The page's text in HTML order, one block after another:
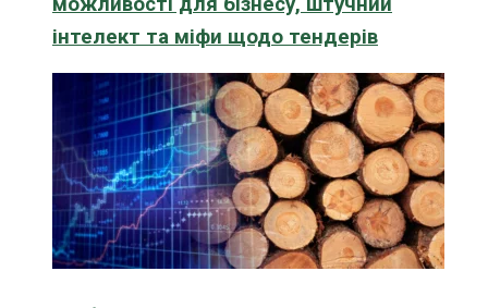
інтелект та міфи щодо тендерів